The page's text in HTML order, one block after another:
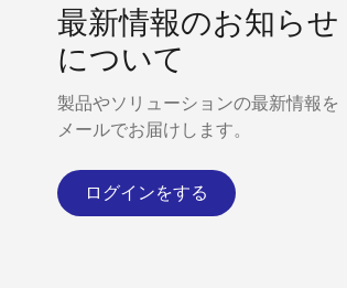
最新情報のお知らせ
について
製品やソリューションの最新情報を
メールでお届けします。
ログインをする